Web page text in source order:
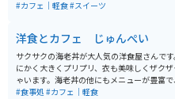
なので、訪れた際はぜひ食べてみてください
す。
#カフェ｜軽食#スイーツ
洋食とカフェ じゅんぺい
サクサクの海老丼が大人気の洋食屋さんで
にかく大きくプリプリ、衣も美味しくザク
ゃいます。海老丼の他にもメニューが豊富
ツ、チキンカツ、ミックス定食などガッツリ
#食事処 #カフェ｜軽食